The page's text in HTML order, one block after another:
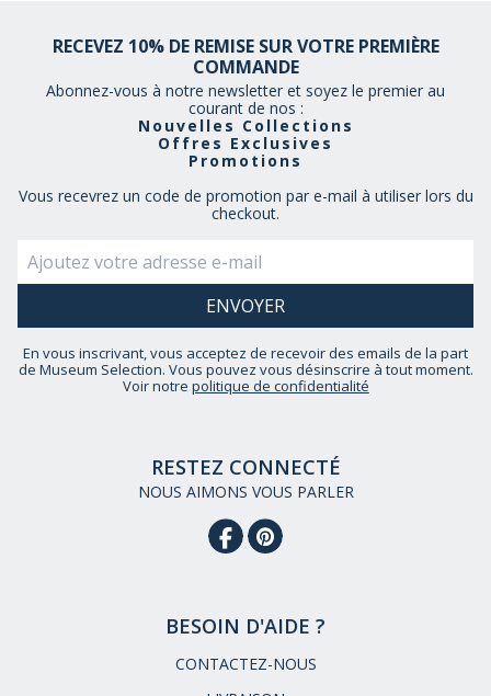
RECEVEZ 10% DE REMISE SUR VOTRE PREMIÈRE
COMMANDE
Abonnez-vous à notre newsletter et soyez le premier au
courant de nos :
Nouvelles Collections
Offres Exclusives
Promotions
Vous recevrez un code de promotion par e-mail à utiliser lors du
checkout.
En vous inscrivant, vous acceptez de recevoir des emails de la part
de Museum Selection. Vous pouvez vous désinscrire à tout moment.
Voir notre politique de confidentialité
RESTEZ CONNECTÉ
NOUS AIMONS VOUS PARLER
BESOIN D'AIDE ?
CONTACTEZ-NOUS